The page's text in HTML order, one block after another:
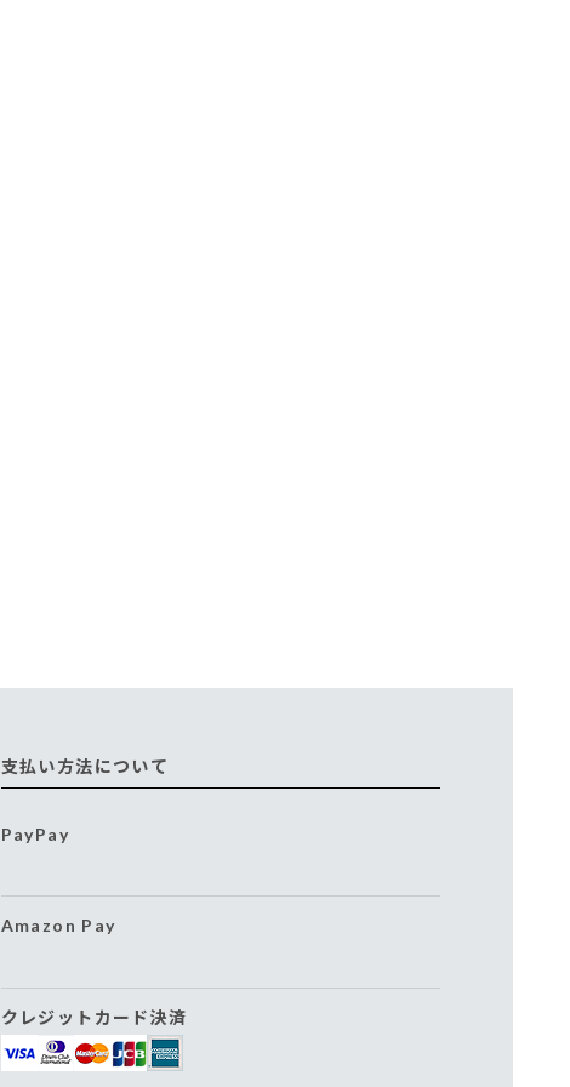
支払い方法について
PayPay
Amazon Pay
クレジットカード決済